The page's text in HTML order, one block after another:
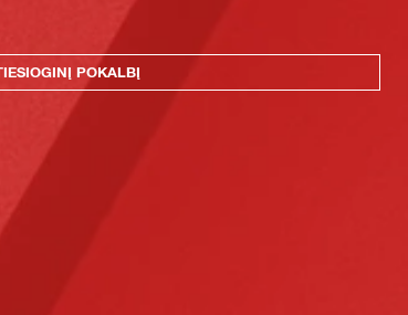
POKALBĮ